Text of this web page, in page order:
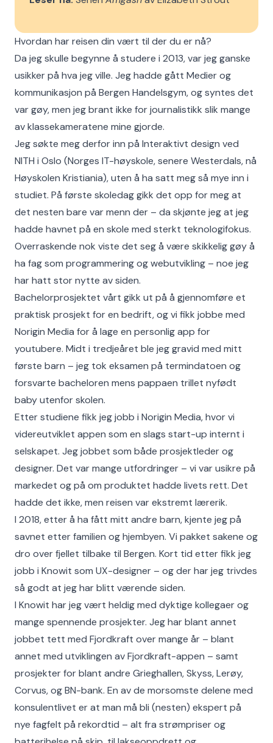
Hvordan har reisen din vært til der du er nå?
Da jeg skulle begynne å studere i 2013, var jeg ganske
usikker på hva jeg ville. Jeg hadde gått Medier og
kommunikasjon på Bergen Handelsgym, og syntes det
var gøy, men jeg brant ikke for journalistikk slik mange
av klassekameratene mine gjorde.
Jeg søkte meg derfor inn på Interaktivt design ved
NITH i Oslo (Norges IT-høyskole, senere Westerdals, nå
Høyskolen Kristiania), uten å ha satt meg så mye inn i
studiet. På første skoledag gikk det opp for meg at
det nesten bare var menn der – da skjønte jeg at jeg
hadde havnet på en skole med sterkt teknologifokus.
Overraskende nok viste det seg å være skikkelig gøy å
ha fag som programmering og webutvikling – noe jeg
har hatt stor nytte av siden.
Bachelorprosjektet vårt gikk ut på å gjennomføre et
praktisk prosjekt for en bedrift, og vi fikk jobbe med
Norigin Media for å lage en personlig app for
youtubere. Midt i tredjeåret ble jeg gravid med mitt
første barn – jeg tok eksamen på termindatoen og
forsvarte bacheloren mens pappaen trillet nyfødt
baby utenfor skolen.
Etter studiene fikk jeg jobb i Norigin Media, hvor vi
videreutviklet appen som en slags start-up internt i
selskapet. Jeg jobbet som både prosjektleder og
designer. Det var mange utfordringer – vi var usikre på
markedet og på om produktet hadde livets rett. Det
hadde det ikke, men reisen var ekstremt lærerik.
I 2018, etter å ha fått mitt andre barn, kjente jeg på
savnet etter familien og hjembyen. Vi pakket sakene og
dro over fjellet tilbake til Bergen. Kort tid etter fikk jeg
jobb i Knowit som UX-designer – og der har jeg trivdes
så godt at jeg har blitt værende siden.
I Knowit har jeg vært heldig med dyktige kollegaer og
mange spennende prosjekter. Jeg har blant annet
jobbet tett med Fjordkraft over mange år – blant
annet med utviklingen av Fjordkraft-appen – samt
prosjekter for blant andre Grieghallen, Skyss, Lerøy,
Corvus, og BN-bank. En av de morsomste delene med
konsulentlivet er at man må bli (nesten) ekspert på
nye fagfelt på rekordtid – alt fra strømpriser og